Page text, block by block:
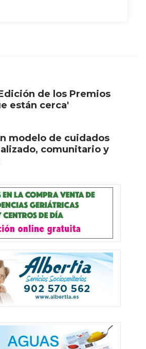
de los Premios
están cerca'
modelo de cuidados
comunitario y